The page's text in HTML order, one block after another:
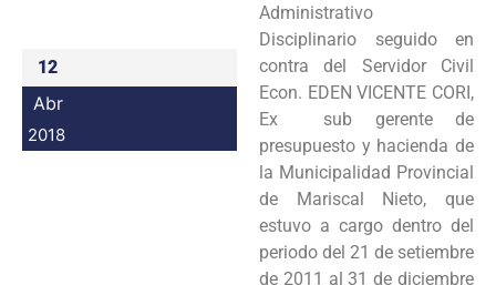
12
Abr
2018
Administrativo
Disciplinario seguido en
contra del Servidor Civil
Econ. EDEN VICENTE CORI,
Ex sub gerente de
presupuesto y hacienda de
la Municipalidad Provincial
de Mariscal Nieto, que
estuvo a cargo dentro del
periodo del 21 de setiembre
de 2011 al 31 de diciembre